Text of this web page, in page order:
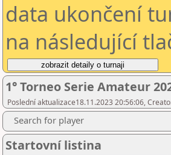
data ukončení
na následující
1° Torneo Serie Amateur
Poslední aktualizace18.11.2023 20:56:06,
Search for player
Startovní listina